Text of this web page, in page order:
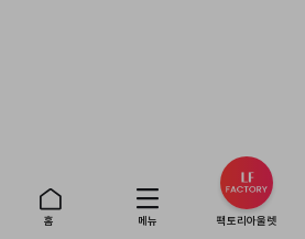
홈 메뉴 팩토리아울렛